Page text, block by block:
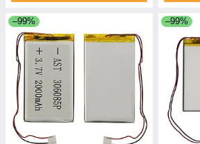
–99% –99%